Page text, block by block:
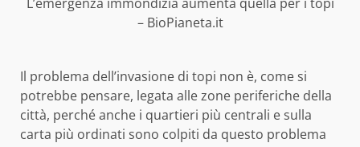
– BioPianeta.it
Il problema dell’invasione di topi non è, come si
potrebbe pensare, legata alle zone periferiche della
città, perché anche i quartieri più centrali e sulla
carta più ordinati sono colpiti da questo problema